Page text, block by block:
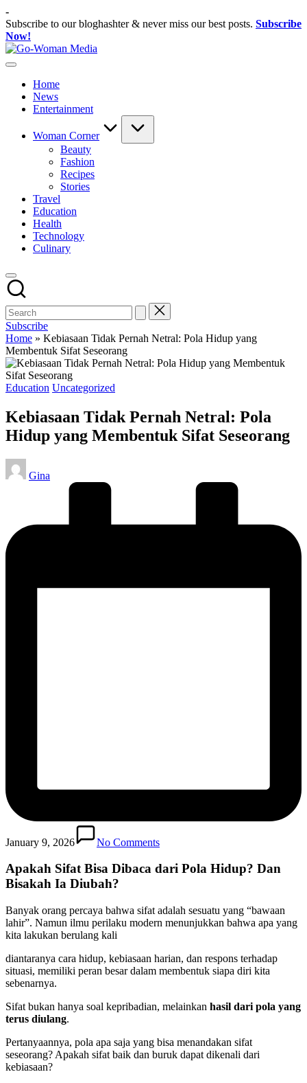
Skip
to
content
-
Subscribe to our bloghashter & never miss our best posts. Subscribe
Now!
Portal
Untuk
Wanita
Indonesia
Home
News
Entertainment
Woman Corner
Beauty
Fashion
Recipes
Stories
Travel
Education
Health
Technology
Culinary
Subscribe
Home » Kebiasaan Tidak Pernah Netral: Pola Hidup yang
Membentuk Sifat Seseorang
Posted
Education Uncategorized
Kebiasaan Tidak Pernah Netral: Pola
Hidup yang Membentuk Sifat Seseorang
Posted
by
Gina
January 9, 2026 No Comments
Apakah Sifat Bisa Dibaca dari Pola Hidup? Dan
Bisakah Ia Diubah?
Banyak orang percaya bahwa sifat adalah sesuatu yang “bawaan
lahir”. Namun ilmu perilaku modern menunjukkan bahwa apa yang
kita lakukan berulang kali
diantaranya cara hidup, kebiasaan harian, dan respons terhadap
situasi, memiliki peran besar dalam membentuk siapa diri kita
sebenarnya.
Sifat bukan hanya soal kepribadian, melainkan hasil dari pola yang
terus diulang.
Pertanyaannya, pola apa saja yang bisa menandakan sifat
seseorang? Apakah sifat baik dan buruk dapat dikenali dari
kebiasaan?